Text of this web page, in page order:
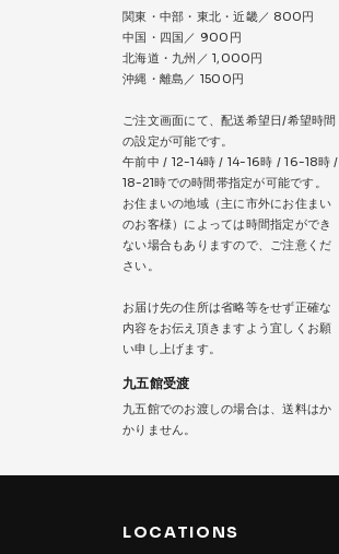
関東・中部・東北・近畿／ 800円
中国・四国／ 900円
北海道・九州／ 1,000円
沖縄・離島／ 1500円
ご注文画面にて、配送希望日/希望時間
の設定が可能です。
午前中 / 12-14時 / 14-16時 / 16-18時 /
18-21時での時間帯指定が可能です。
お住まいの地域（主に市外にお住まい
のお客様）によっては時間指定ができ
ない場合もありますので、ご注意くだ
さい。
お届け先の住所は省略等をせず正確な
内容をお伝え頂きますよう宜しくお願
い申し上げます。
九五館受渡
九五館でのお渡しの場合は、送料はか
かりません。
LOCATIONS